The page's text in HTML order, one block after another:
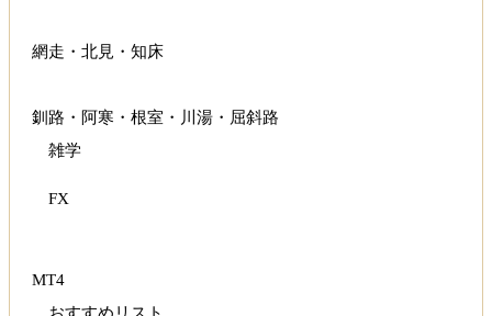
網走・北見・知床
釧路・阿寒・根室・川湯・屈斜路
雑学
FX
MT4